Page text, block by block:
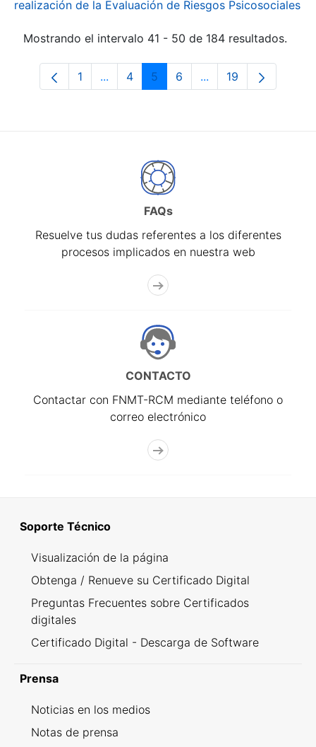
realización de la Evaluación de Riesgos Psicosociales
Mostrando el intervalo 41 - 50 de 184 resultados.
Página
1 ...Páginas intermedias Use TAB para
Página
4 Página
5 Página
6 ...Páginas intermedias
Página
19
FAQs
Resuelve tus dudas referentes a los diferentes
procesos implicados en nuestra web
CONTACTO
Contactar con FNMT-RCM mediante teléfono o
correo electrónico
Soporte Técnico
Visualización de la página
Obtenga / Renueve su Certificado Digital
Preguntas Frecuentes sobre Certificados
digitales
Certificado Digital - Descarga de Software
Prensa
Noticias en los medios
Notas de prensa